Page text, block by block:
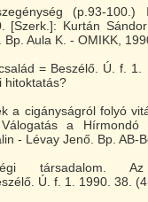
(p.93-100.)
[Szerk.]: Kurtán
Aula K. - OMIKK,
= Beszélő. Ú. f.
hitoktatás?
a cigányságról folyó
a Hírmondó
- Lévay Jenő. Bp. AB-
társadalom. Az
Ú. f. 1. 1990. 38.